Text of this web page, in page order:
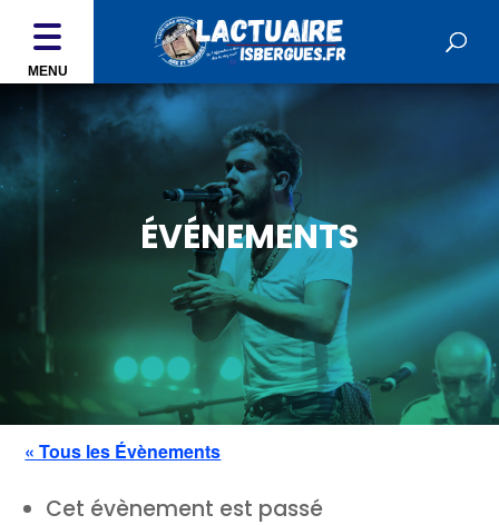
MENU
ÉVÉNEMENTS
« Tous les Évènements
Cet évènement est passé